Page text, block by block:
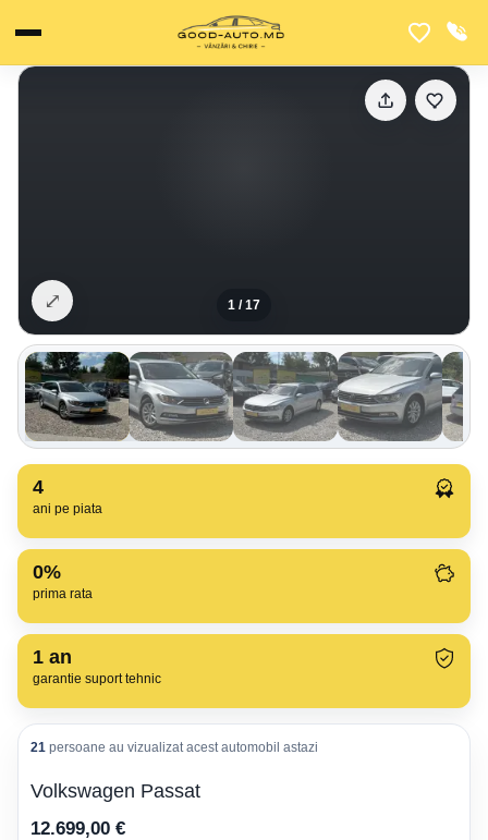
1 /17
⤢
4
ani pe piata
0%
prima rata
1 an
garantie suport tehnic
21 persoane au vizualizat acest automobil astazi
Volkswagen Passat
12.699,00 €